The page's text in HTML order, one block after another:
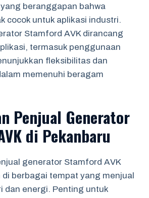
beranggapan bahwa
cocok untuk aplikasi industri.
Stamford AVK dirancang
termasuk penggunaan
fleksibilitas dan
memenuhi beragam
Penjual Generator
di Pekanbaru
generator Stamford AVK
berbagai tempat yang menjual
dan energi. Penting untuk